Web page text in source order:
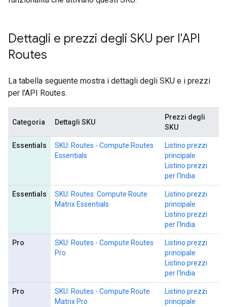
Dettagli e prezzi degli SKU per l'API
Routes
La tabella seguente mostra i dettagli degli SKU e i prezzi
per l'API Routes.
Categoria Dettagli SKU
Prezzi degli
SKU
Essentials
SKU: Routes - Compute Routes
Essentials
Listino prezzi
principale
Listino prezzi
per l'India
Essentials
SKU: Routes: Compute Route
Matrix Essentials
Listino prezzi
principale
Listino prezzi
per l'India
Pro
SKU: Routes - Compute Routes
Pro
Listino prezzi
principale
Listino prezzi
per l'India
Pro
SKU: Routes - Compute Route
Matrix Pro
Listino prezzi
principale